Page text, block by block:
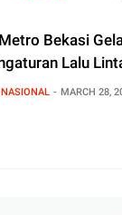
Bekasi
Lalu
SGC dalam
NASIONAL MARCH 28,